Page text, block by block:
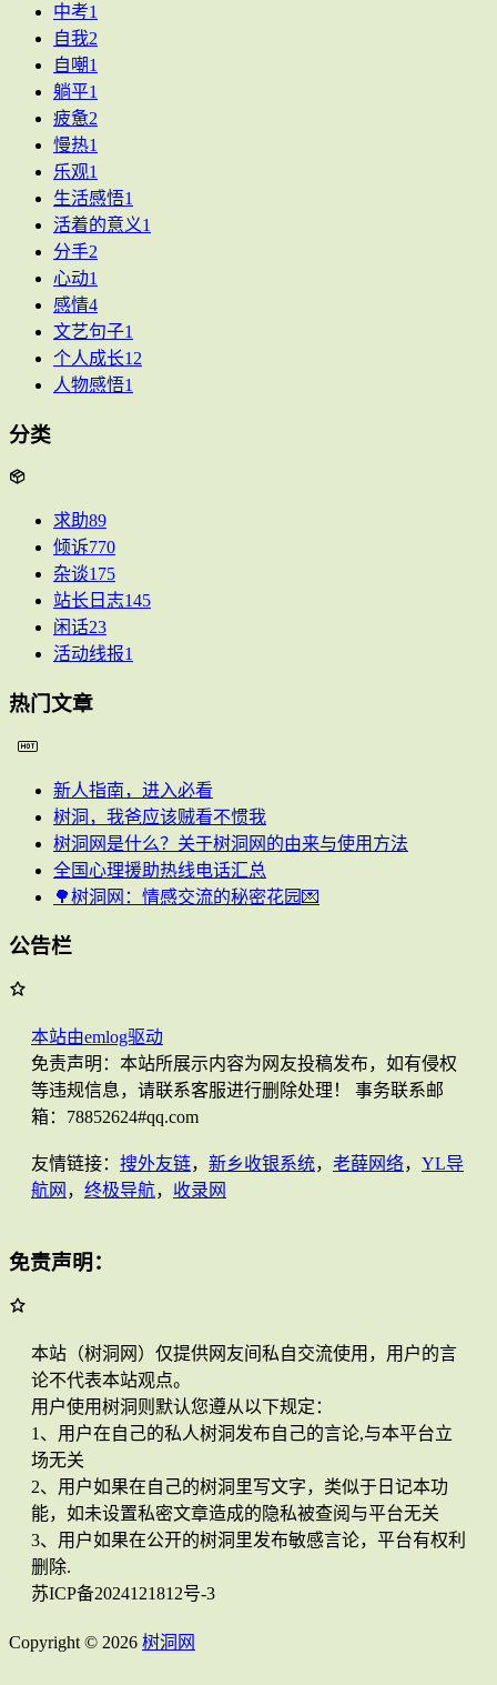
中考1
自我2
自嘲1
躺平1
疲惫2
慢热1
乐观1
生活感悟1
活着的意义1
分手2
心动1
感情4
文艺句子1
个人成长12
人物感悟1
分类
求助89
倾诉770
杂谈175
站长日志145
闲话23
活动线报1
热门文章
新人指南，进入必看
树洞，我爸应该贼看不惯我
树洞网是什么？关于树洞网的由来与使用方法
全国心理援助热线电话汇总
🌳树洞网：情感交流的秘密花园💌
公告栏
本站由emlog驱动
免责声明：本站所展示内容为网友投稿发布，如有侵权
等违规信息，请联系客服进行删除处理！ 事务联系邮
箱：78852624#qq.com
友情链接： 搜外友链， 新乡收银系统， 老薛网络， YL导
航网 ， 终极导航， 收录网
免责声明：
本站（树洞网）仅提供网友间私自交流使用，用户的言
论不代表本站观点。
用户使用树洞则默认您遵从以下规定：
1、用户在自己的私人树洞发布自己的言论,与本平台立
场无关
2、用户如果在自己的树洞里写文字，类似于日记本功
能，如未设置私密文章造成的隐私被查阅与平台无关
3、用户如果在公开的树洞里发布敏感言论，平台有权利
删除.
苏ICP备2024121812号-3
Copyright © 2026 树洞网